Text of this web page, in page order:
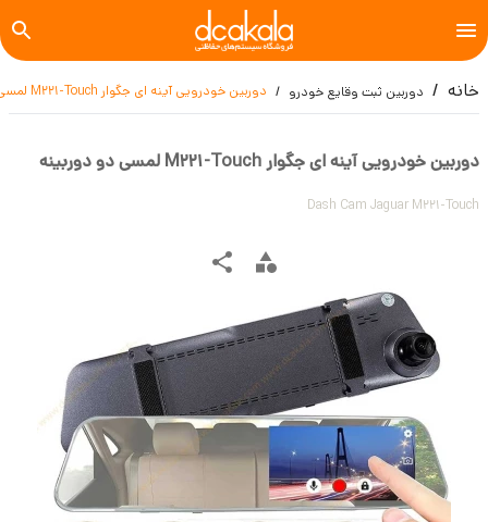
خانه دوربین ثبت وقایع خودرو دوربین خودرویی آینه ای جگوار M221-Touch لمسی دو دوربینه
دوربین خودرویی آینه ای جگوار M221-Touch لمسی دو دوربینه
Dash Cam Jaguar M221-Touch